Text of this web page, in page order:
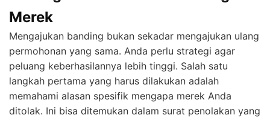
Merek
Mengajukan banding bukan sekadar mengajukan ulang
permohonan yang sama. Anda perlu strategi agar
peluang keberhasilannya lebih tinggi. Salah satu
langkah pertama yang harus dilakukan adalah
memahami alasan spesifik mengapa merek Anda
ditolak. Ini bisa ditemukan dalam surat penolakan yang